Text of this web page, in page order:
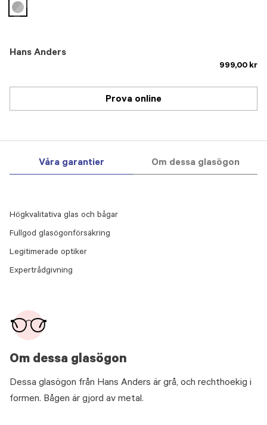
Hans Anders
999,00 kr
selected
Prova online
Våra garantier Om dessa glasögon
Om dessa glasögon
Dessa glasögon från Hans Anders är grå, och rechthoekig i
formen. Bågen är gjord av metal.
Högkvalitativa glas och bågar
Fullgod glasögonförsäkring
Legitimerade optiker
Expertrådgivning